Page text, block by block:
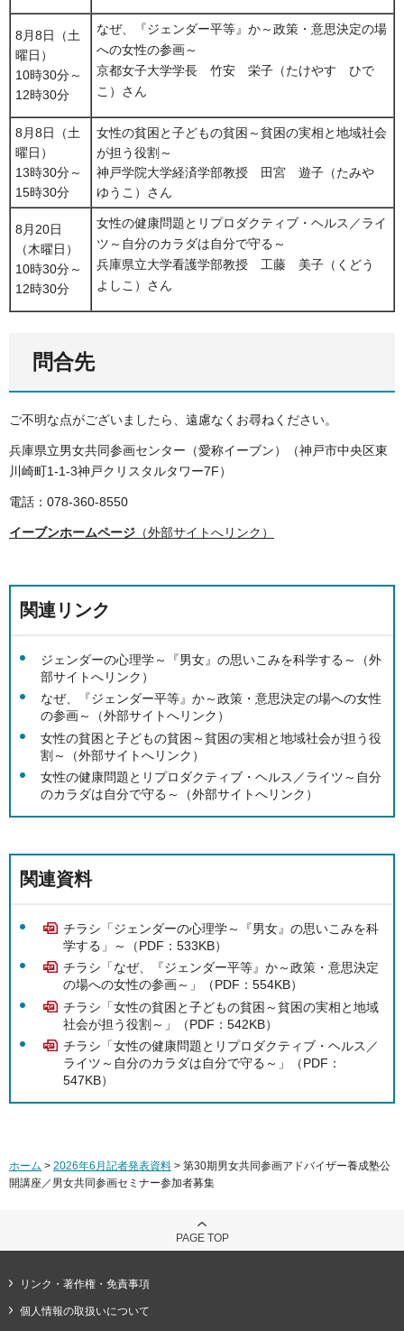
8月8日（土
曜日）
10時30分～
12時30分
なぜ、『ジェンダー平等』か～政策・意思決定の場
への女性の参画～
京都女子大学学長 竹安 栄子（たけやす ひで
こ）さん
8月8日（土
曜日）
13時30分～
15時30分
女性の貧困と子どもの貧困～貧困の実相と地域社会
が担う役割～
神戸学院大学経済学部教授 田宮 遊子（たみや
ゆうこ）さん
8月20日
（木曜日）
10時30分～
12時30分
女性の健康問題とリプロダクティブ・ヘルス／ライ
ツ～自分のカラダは自分で守る～
兵庫県立大学看護学部教授 工藤 美子（くどう
よしこ）さん
問合先
ご不明な点がございましたら、遠慮なくお尋ねください。
兵庫県立男女共同参画センター（愛称イーブン）（神戸市中央区東
川崎町1-1-3神戸クリスタルタワー7F）
電話：078-360-8550
イーブンホームページ （外部サイトへリンク）
関連リンク
ジェンダーの心理学～『男女』の思いこみを科学する～（外
部サイトへリンク）
なぜ、『ジェンダー平等』か～政策・意思決定の場への女性
の参画～（外部サイトへリンク）
女性の貧困と子どもの貧困～貧困の実相と地域社会が担う役
割～（外部サイトへリンク）
女性の健康問題とリプロダクティブ・ヘルス／ライツ～自分
のカラダは自分で守る～（外部サイトへリンク）
関連資料
チラシ「ジェンダーの心理学～『男女』の思いこみを科
学する」～（PDF：533KB）
チラシ「なぜ、『ジェンダー平等』か～政策・意思決定
の場への女性の参画～」（PDF：554KB）
チラシ「女性の貧困と子どもの貧困～貧困の実相と地域
社会が担う役割～」（PDF：542KB）
チラシ「女性の健康問題とリプロダクティブ・ヘルス／
ライツ～自分のカラダは自分で守る～」（PDF：
547KB）
ホーム > 2026年6月記者発表資料 > 第30期男女共同参画アドバイザー養成塾公
開講座／男女共同参画セミナー参加者募集
PAGE TOP
リンク・著作権・免責事項
個人情報の取扱いについて